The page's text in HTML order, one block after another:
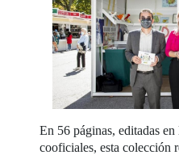
En 56 páginas, editadas
cooficiales, esta colección